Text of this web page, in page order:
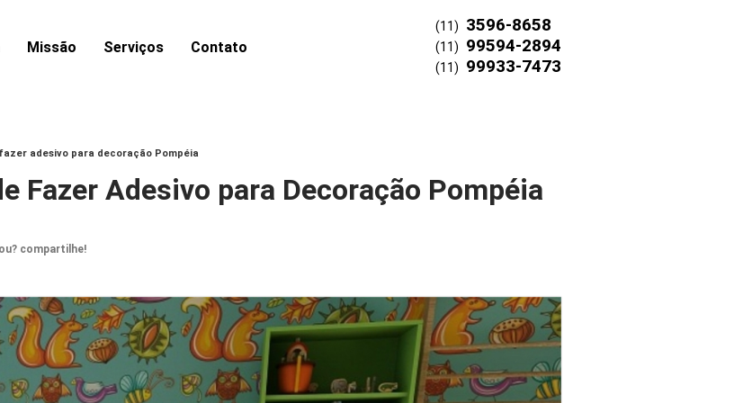
Missão Serviços Contato
(11) 3596-8658
(11) 99594-2894
(11) 99933-7473
adesivo para decoração Pompéia
Fazer Adesivo para Decoração Pompéia
compartilhe!